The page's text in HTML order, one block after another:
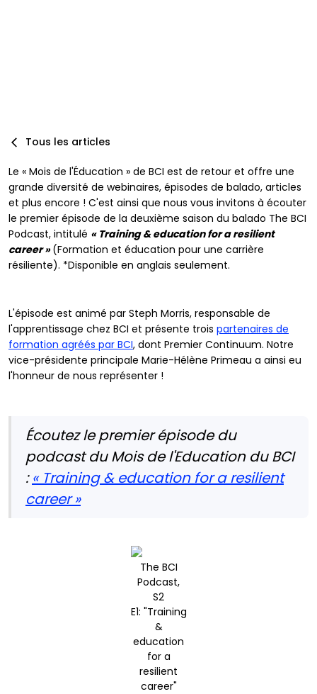
Tous les articles
Le « Mois de l'Éducation » de BCI est de retour et offre une
grande diversité de webinaires, épisodes de balado, articles
et plus encore ! C'est ainsi que nous vous invitons à écouter
le premier épisode de la deuxième saison du balado The BCI
Podcast, intitulé « Training & education for a resilient
career »(Formation et éducation pour une carrière
résiliente). *Disponible en anglais seulement.
L'épisode est animé par Steph Morris, responsable de
l'apprentissage chez BCI et présente trois partenaires de
formation agréés par BCI, dont Premier Continuum. Notre
vice-présidente principale Marie-Hélène Primeau a ainsi eu
l'honneur de nous représenter !
Écoutez le premier épisode du
podcast du Mois de l'Education du BCI
:« Training & education for a resilient
career »
The BCI
Podcast,
S2
E1: "Training
&
education
for a
resilient
career"